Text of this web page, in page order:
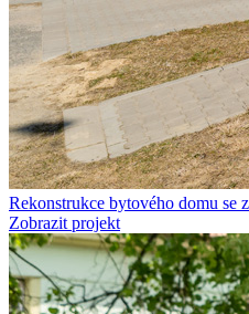
Rekonstrukce bytového domu se
Zobrazit projekt